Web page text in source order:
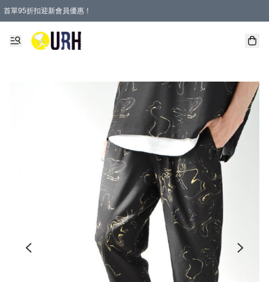
首單95折扣迎新會員優惠！
特選會員可享全單低至 95 折優惠！
單一訂單滿HKD600(澳門HKD800)包郵寄順豐送到家。